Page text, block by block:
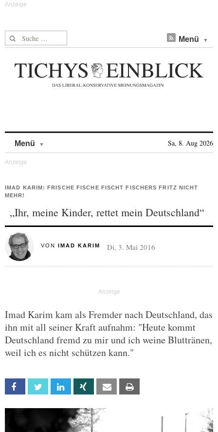
Suche nach: Menü
Menü Sa, 8. Aug 2026
IMAD KARIM: FRISCHE FISCHE FISCHT FISCHERS FRITZ NICHT
MEHR!
„Ihr, meine Kinder, rettet mein Deutschland“
VON IMAD KARIM Di, 3. Mai 2016
Imad Karim kam als Fremder nach Deutschland, das
ihn mit all seiner Kraft aufnahm: "Heute kommt
Deutschland fremd zu mir und ich weine Bluttränen,
weil ich es nicht schützen kann."
Facebook Twitter Linkedin Xing Email